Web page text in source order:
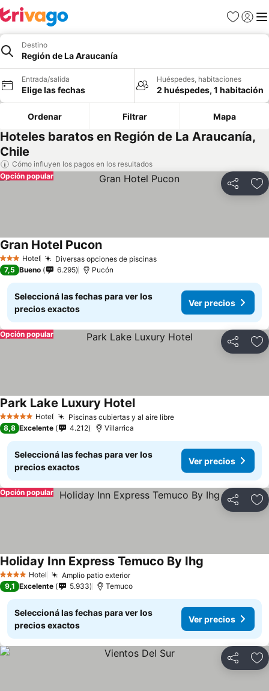
Favoritos
Iniciar
Destino
Región de La Araucanía
Entrada/salida
Elige las fechas
Huéspedes, habitaciones
2 huéspedes, 1 habitación
Ordenar Filtrar Mapa
Hoteles baratos en Región de La Araucanía,
Chile
Cómo influyen los pagos en los resultados
Compartir
Opción popular
3 Estrellas
Hotel Diversas opciones de piscinasVer precios
Gran Hotel PuconVer precios
7,5 Bueno 6.295 Pucón
Seleccioná las fechas para ver los
precios exactos
Ver precios
Compartir
Opción popular
5 Estrellas Hotel Piscinas cubiertas y al aire libreVer precios
Park Lake Luxury HotelVer precios
8,8 Excelente 4.212 Villarrica
Seleccioná las fechas para ver los
precios exactos
Ver precios
Compartir
Opción popular
4 EstrellasHotel Amplio patio exteriorVer precios
Holiday Inn Express Temuco By Ihg
9,1 Excelente 5.933 Temuco
Seleccioná las fechas para ver los
precios exactos
Ver precios
Compartir